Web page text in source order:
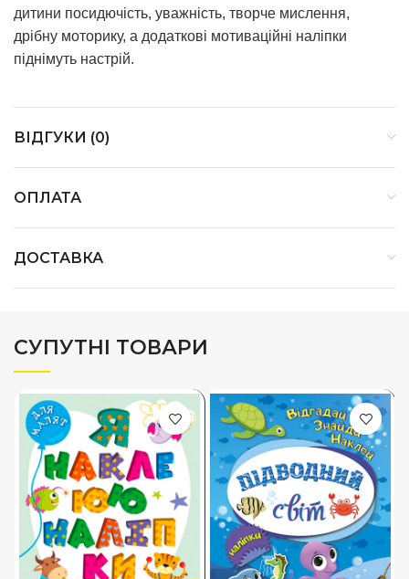
дитини посидючість, уважність, творче мислення,
дрібну моторику, а додаткові мотиваційні наліпки
піднімуть настрій.
ВІДГУКИ (0)
ОПЛАТА
ДОСТАВКА
СУПУТНІ ТОВАРИ